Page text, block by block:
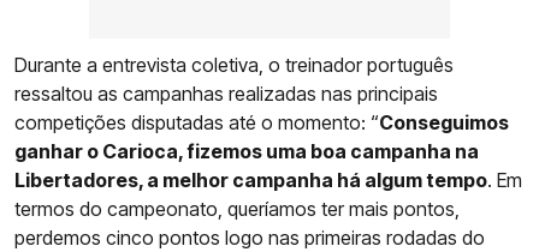
Durante a entrevista coletiva, o treinador português
ressaltou as campanhas realizadas nas principais
competições disputadas até o momento: “Conseguimos
ganhar o Carioca, fizemos uma boa campanha na
Libertadores, a melhor campanha há algum tempo. Em
termos do campeonato, queríamos ter mais pontos,
perdemos cinco pontos logo nas primeiras rodadas do